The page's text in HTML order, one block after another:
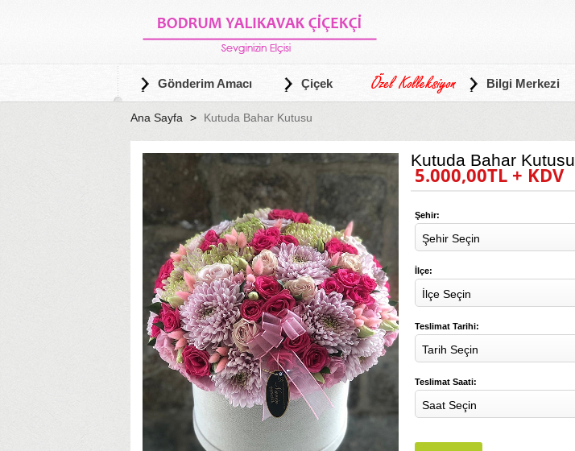
Gönderim Amacı Çiçek Bilgi Merkezi
Ana Sayfa Kutuda Bahar Kutusu
Kutuda Bahar Kutusu
5.000,00TL + KDV
Şehir:
Şehir Seçin
İlçe:
İlçe Seçin
Teslimat Tarihi:
Tarih Seçin
Teslimat Saati:
Saat Seçin